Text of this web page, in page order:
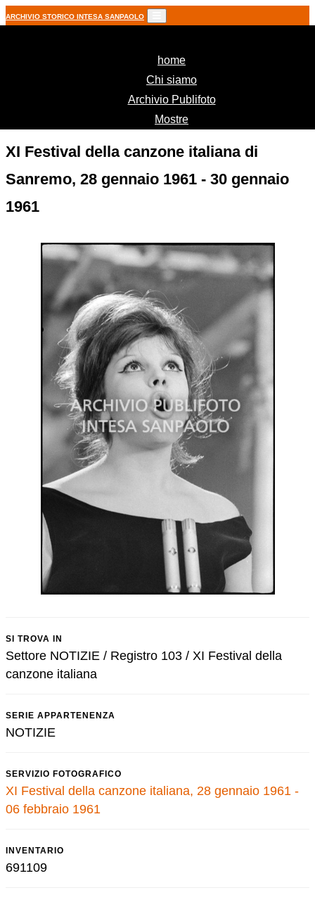
ARCHIVIO STORICO INTESA SANPAOLO
home(current)
Chi siamo
Archivio Publifoto
Mostre
XI Festival della canzone italiana di
Sanremo, 28 gennaio 1961 - 30 gennaio
1961
SI TROVA IN
Settore NOTIZIE / Registro 103 / XI Festival della
canzone italiana
SERIE APPARTENENZA
NOTIZIE
SERVIZIO FOTOGRAFICO
XI Festival della canzone italiana, 28 gennaio 1961 -
06 febbraio 1961
INVENTARIO
691109